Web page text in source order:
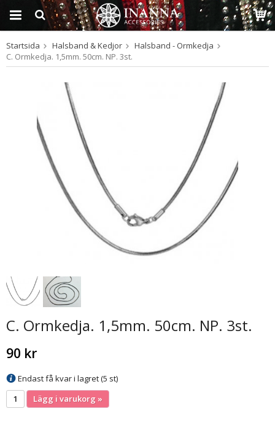
Produkten har blivit
tillagd i varukorgen
Startsida Halsband & Kedjor
Halsband - Ormkedja
C. Ormkedja. 1,5mm. 50cm. NP. 3st.
C. Ormkedja. 1,5mm. 50cm. NP. 3st.
90 kr
Endast få kvar i lagret (5 st)
Lägg i varukorg »